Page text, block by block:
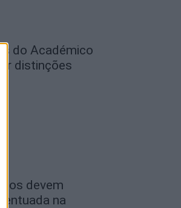
do Académico
distinções
devem
na